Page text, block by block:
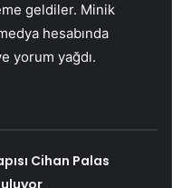
geldiler. Minik
hesabında
yorum yağdı.
Cihan Palas